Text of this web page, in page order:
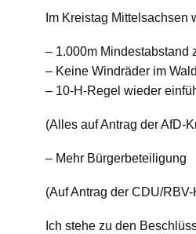
Im Kreistag Mittelsachsen
– 1.000m Mindestabstand
– Keine Windräder im Wald
– 10-H-Regel wieder
(Alles auf Antrag der AfD-
– Mehr Bürgerbeteiligung
(Auf Antrag der CDU/
Ich stehe zu den